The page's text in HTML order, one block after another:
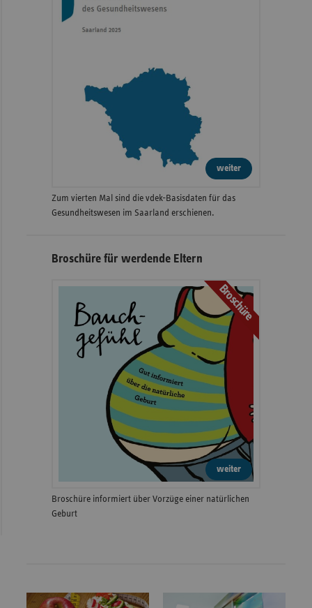
weiter
Zum vierten Mal sind die vdek-Basisdaten für das
Gesundheitswesen im Saarland erschienen.
Broschüre für werdende Eltern
Broschüre
weiter
Broschüre informiert über Vorzüge einer natürlichen
Geburt